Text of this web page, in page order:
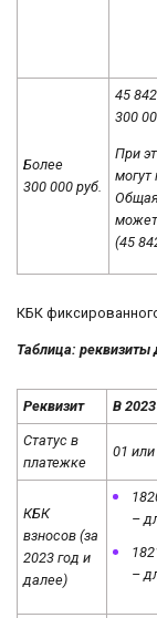
Более
300 000 руб.
45
300
При
могут
(45
КБК
Таблица: реквизиты
Реквизит В
Статус в
платежке
01
КБК
взносов (за
2023 год и
далее)
–
–